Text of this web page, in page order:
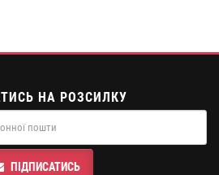
НА РОЗСИЛКУ
ПІДПИСАТИСЬ